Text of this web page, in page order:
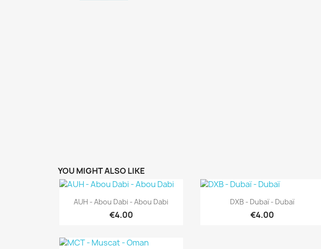
YOU MIGHT ALSO LIKE
Quick view
AUH - Abou Dabi - Abou Dabi
€4.00
Quick view
DXB - Dubaï - Dubaï
€4.00